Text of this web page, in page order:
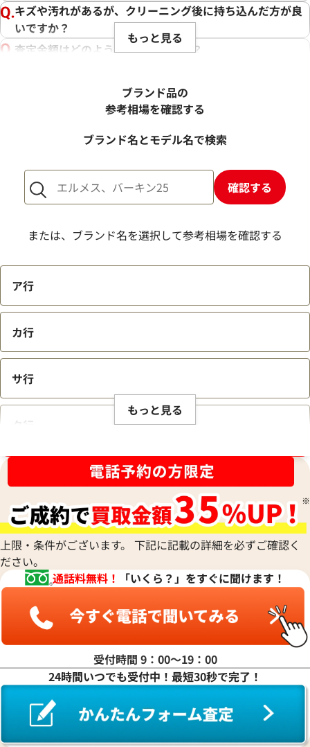
キズや汚れがあるが、クリーニング後に持ち込んだ方が良
いですか？
査定金額はどのように決まりますか？
売却するか悩んでいるのですが、査定だけお願いできます
1点からでも査定できますか？
もっと見る
ブランド品の
参考相場を確認する
ブランド名とモデル名で検索
確認する
または、ブランド名を選択して参考相場を確認する
ア行
カ行
サ行
タ行
ハ行
マ行
ヤ行
ワ行
もっと見る
上限・条件がございます。 下記に記載の詳細を必ずご確認く
ださい。
通話料無料！
「いくら？」をすぐに聞けます！
受付時間 9：00〜19：00
24時間いつでも受付中！最短30秒で完了！